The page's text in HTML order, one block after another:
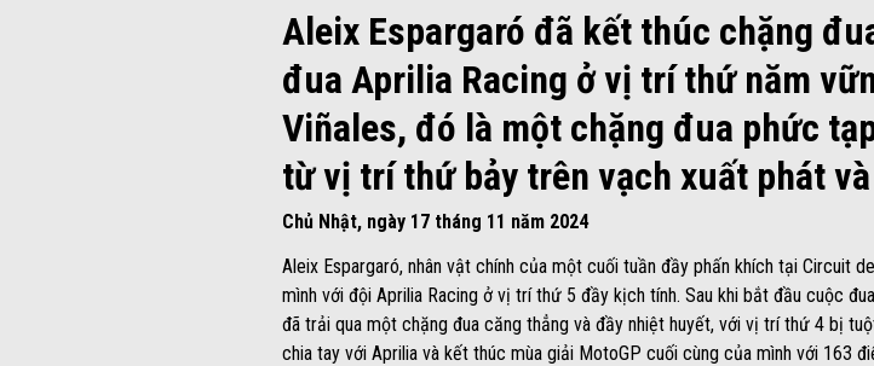
Aleix Espargaró đã kết thúc chặng
đua Aprilia Racing ở vị trí thứ năm
Viñales, đó là một chặng đua phức
từ vị trí thứ bảy trên vạch xuất phát
Chủ Nhật, ngày 17 tháng 11 năm 2024
Aleix Espargaró, nhân vật chính của một cuối tuần đầy phấn khích tại Circuit
mình với đội Aprilia Racing ở vị trí thứ 5 đầy kịch tính. Sau khi bắt đầu cuộc
đã trải qua một chặng đua căng thẳng và đầy nhiệt huyết, với vị trí thứ 4 bị
chia tay với Aprilia và kết thúc mùa giải MotoGP cuối cùng của mình với 163